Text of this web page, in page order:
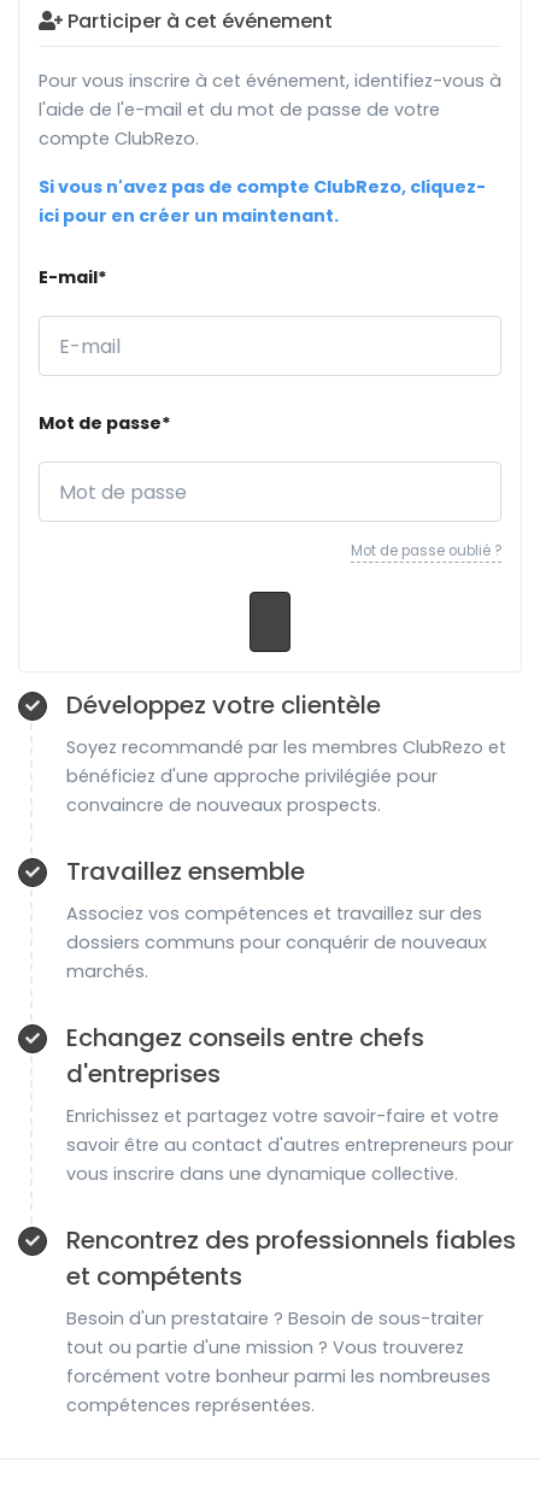
Participer à cet événement
Pour vous inscrire à cet événement, identifiez-vous à
l'aide de l'e-mail et du mot de passe de votre
compte ClubRezo.
Si vous n'avez pas de compte ClubRezo, cliquez-
ici pour en créer un maintenant.
E-mail*
Mot de passe*
Mot de passe oublié ?
Développez votre clientèle
Soyez recommandé par les membres ClubRezo et
bénéficiez d'une approche privilégiée pour
convaincre de nouveaux prospects.
Travaillez ensemble
Associez vos compétences et travaillez sur des
dossiers communs pour conquérir de nouveaux
marchés.
Echangez conseils entre chefs
d'entreprises
Enrichissez et partagez votre savoir-faire et votre
savoir être au contact d'autres entrepreneurs pour
vous inscrire dans une dynamique collective.
Rencontrez des professionnels fiables
et compétents
Besoin d'un prestataire ? Besoin de sous-traiter
tout ou partie d'une mission ? Vous trouverez
forcément votre bonheur parmi les nombreuses
compétences représentées.